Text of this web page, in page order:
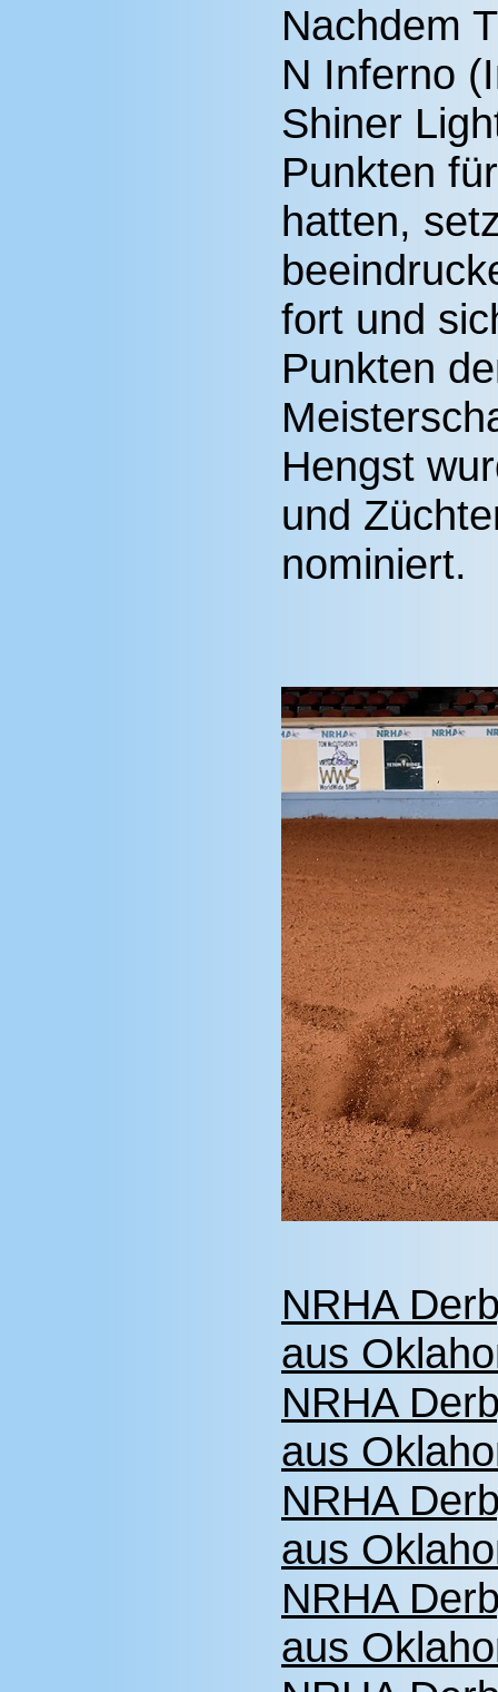
Nachdem
N Inferno
Shiner
Punkten
hatten,
fort und
Punkten
Hengst
und
nominiert.
NRHA
aus
NRHA
aus
NRHA
aus
NRHA
aus